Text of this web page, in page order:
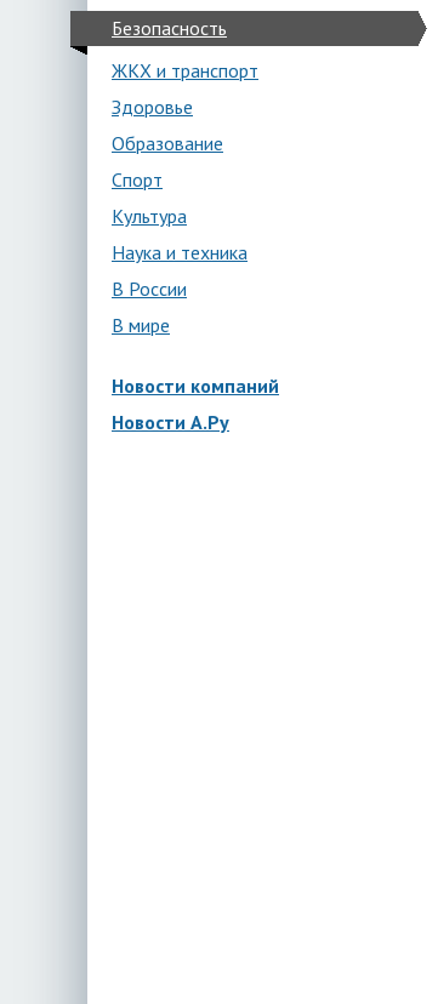
Безопасность
ЖКХ и транспорт
Здоровье
Образование
Спорт
Культура
Наука и техника
В России
В мире
Новости компаний
Новости А.Ру